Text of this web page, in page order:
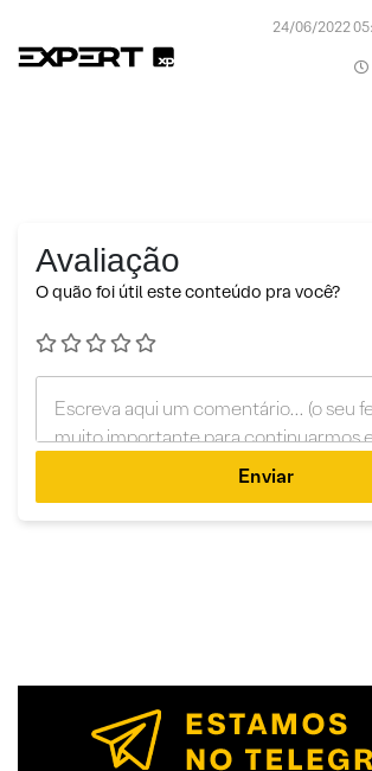
24/06/2022
Avaliação
O quão foi útil este conteúdo pra você?
Enviar